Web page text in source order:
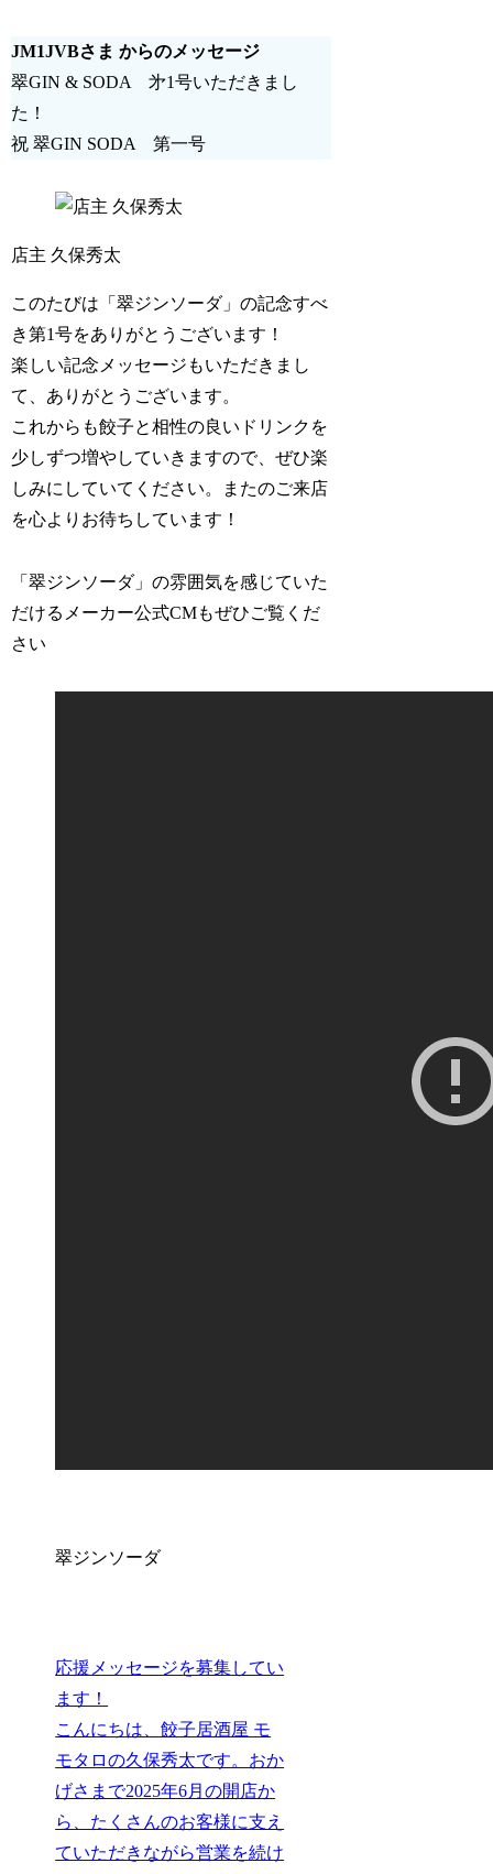
JM1JVBさま からのメッセージ
翠GIN & SODA 㐧1号いただきまし
た！
祝 翠GIN SODA 第一号
店主 久保秀太
このたびは「翠ジンソーダ」の記念すべ
き第1号をありがとうございます！
楽しい記念メッセージもいただきまし
て、ありがとうございます。
これからも餃子と相性の良いドリンクを
少しずつ増やしていきますので、ぜひ楽
しみにしていてください。またのご来店
を心よりお待ちしています！
「翠ジンソーダ」の雰囲気を感じていた
だけるメーカー公式CMもぜひご覧くだ
さい
翠ジンソーダ
応援メッセージを募集してい
ます！
こんにちは、餃子居酒屋 モ
モタロの久保秀太です。おか
げさまで2025年6月の開店か
ら、たくさんのお客様に支え
ていただきながら営業を続け